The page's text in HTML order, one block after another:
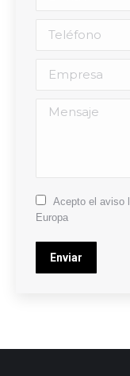
Mensaje
Acepto el aviso
Europa
Enviar